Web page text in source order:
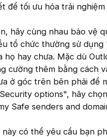
để tối ưu hóa trải nghiệm
hãy cùng nhau bảo vệ
tổ chức thường sử
họ hay chưa. Mặc dù
cường thêm bằng cách
ở góc trên bên phải để
options", hãy
Safe senders and
này có thể yêu cầu bạn